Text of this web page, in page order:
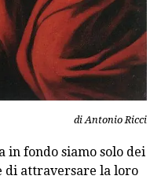
di Antonio Ricci
fondo siamo solo dei
di attraversare la loro